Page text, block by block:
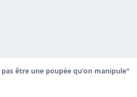
être une poupée qu'on manipule"